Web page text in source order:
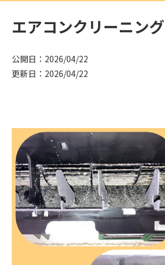
エアコンクリーニング
公開日：2026/04/22
更新日：2026/04/22